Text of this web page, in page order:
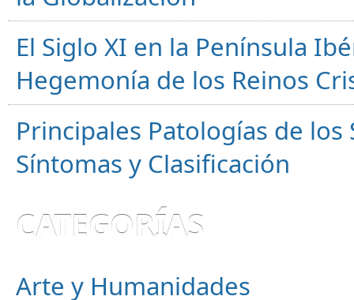
El Siglo XI en la Península
Hegemonía de los Reinos
Principales Patologías de
Síntomas y Clasificación
CATEGORÍAS
Arte y Humanidades